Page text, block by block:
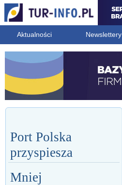
Aktualności Newslettery
Port Polska
przyspiesza
Mniej